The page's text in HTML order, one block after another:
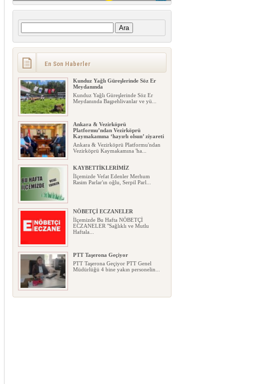
Arama:
En Son Haberler
Kunduz Yağlı Güreşlerinde Söz Er
Meydanında
Kunduz Yağlı Güreşlerinde Söz Er
Meydanında Başpehlivanlar ve yü...
Ankara & Vezirköprü
Platformu’ndan Vezirköprü
Kaymakamına ‘hayırlı olsun’ ziyareti
Ankara & Vezirköprü Platformu'ndan
Vezirköprü Kaymakamına 'ha...
KAYBETTİKLERİMİZ
İlçemizde Vefat Edenler Merhum
Rasim Parlar'ın oğlu, Serpil Parl...
NÖBETÇİ ECZANELER
İlçemizde Bu Hafta NÖBETÇİ
ECZANELER "Sağlıklı ve Mutlu
Haftala...
PTT Taşerona Geçiyor
PTT Taşerona Geçiyor PTT Genel
Müdürlüğü 4 bine yakın personelin...
Erhan Parlar vefat etti